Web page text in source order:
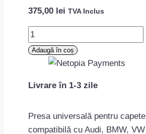
375,00 lei TVA Inclus
Cantitate
Presa
universala
capeti
bara
MAC1012JGAI1501
Adaugă în coș
Livrare în 1-3 zile
Presa universală pentru
compatibilă cu Audi, BMW,